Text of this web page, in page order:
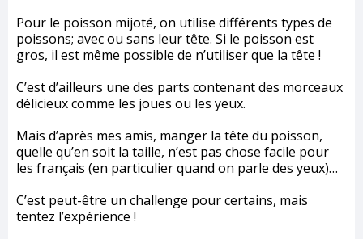
Pour le poisson mijoté, on utilise différents types de
poissons; avec ou sans leur tête. Si le poisson est
gros, il est même possible de n’utiliser que la tête !
C’est d’ailleurs une des parts contenant des morceaux
délicieux comme les joues ou les yeux.
Mais d’après mes amis, manger la tête du poisson,
quelle qu’en soit la taille, n’est pas chose facile pour
les français (en particulier quand on parle des yeux)…
C’est peut-être un challenge pour certains, mais
tentez l’expérience !